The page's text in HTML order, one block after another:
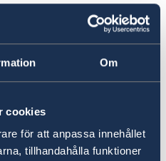
Om
cookies
för att anpassa innehållet
tillhandahålla funktioner
är barn, framför allt
urbana områden,
flickor på
och